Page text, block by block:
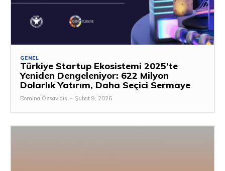
GENEL
Türkiye Startup Ekosistemi 2025’te
Yeniden Dengeleniyor: 622 Milyon
Dolarlık Yatırım, Daha Seçici Sermaye
Romina Özsavidis - Şubat 9, 2026